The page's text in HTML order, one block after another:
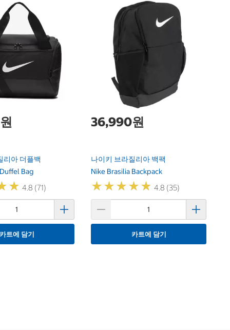
리아 더플백
Bag
★
★ 4.8 (71)
트에 담기
36,990원
나이키 브라질리아 백팩
Nike Brasilia Backpack
★★★★★
★★★★★ 4.8 (35)
카트에 담기